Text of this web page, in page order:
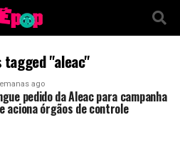
"aleac"
ago
pedido da Aleac para campanha
aciona órgãos de controle